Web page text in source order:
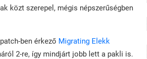
közt szerepel, mégis népszerűségben
ben érkező Migrating Elekk
2-re, így mindjárt jobb lett a pakli is.